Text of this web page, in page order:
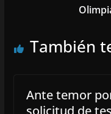
También
Ante temor
solicitud de